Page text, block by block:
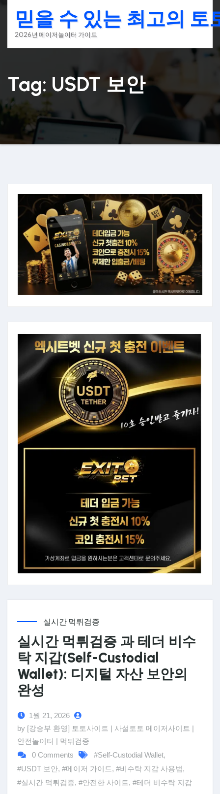
content
믿을 수 있는 최고의 토
2026년 메이저놀이터 가이드
Tag: USDT 보안
실시간 먹튀검증
실시간 먹튀검증 과 테더 비수
탁 지갑(Self-Custodial
Wallet): 디지털 자산 보안의
완성
1월 21, 2026
by [강승부 환영] 토토사이트 | 사설토토 메이저사이트 |
안전놀이터 | 먹튀검증
0 Comments
#Self-Custodial Wallet,
#USDT 보안, #메이저 가이드, #비수탁 지갑 사용법,
#실시간 먹튀검증, #안전한 사이트, #테더 비수탁 지갑